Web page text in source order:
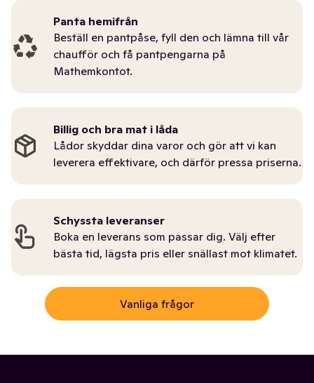
Panta hemifrån
Beställ en pantpåse, fyll den och lämna till vår
chaufför och få pantpengarna på
Mathemkontot.
Billig och bra mat i låda
Lådor skyddar dina varor och gör att vi kan
leverera effektivare, och därför pressa priserna.
Schyssta leveranser
Boka en leverans som passar dig. Välj efter
bästa tid, lägsta pris eller snällast mot klimatet.
Vanliga frågor